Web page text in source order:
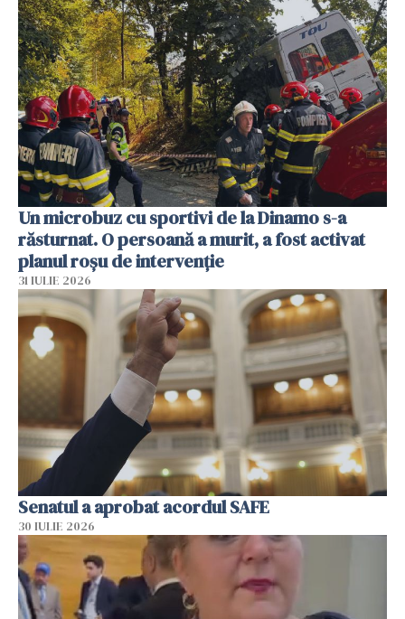
Un microbuz cu sportivi de la Dinamo s-a
răsturnat. O persoană a murit, a fost activat
planul roșu de intervenție
31 IULIE 2026
Senatul a aprobat acordul SAFE
30 IULIE 2026